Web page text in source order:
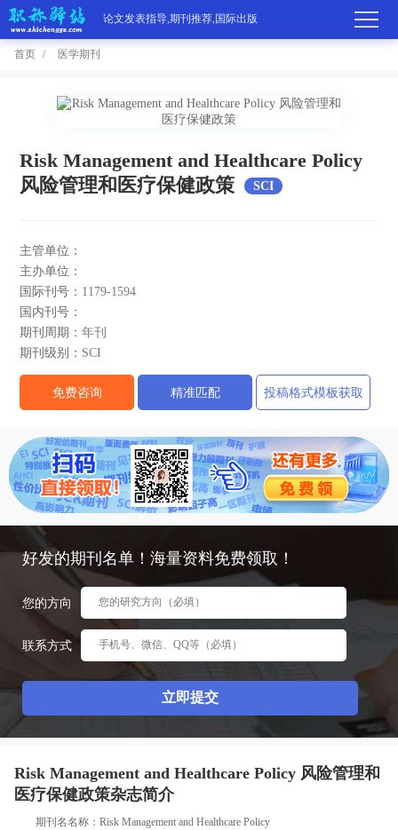
论文发表指导,期刊推荐,国际出版
文
我
首页 医学期刊
Risk Management and Healthcare Policy
风险管理和医疗保健政策
SCI
主管单位：
主办单位：
国际刊号： 1179-1594
国内刊号：
期刊周期：年刊
期刊级别： SCI
免费咨询 精准匹配 投稿格式模板获取
好发的期刊名单！海量资料免费领取！
您的方向
联系方式
Risk Management and Healthcare Policy 风险管理和
医疗保健政策杂志简介
期刊名名称：Risk Management and Healthcare Policy